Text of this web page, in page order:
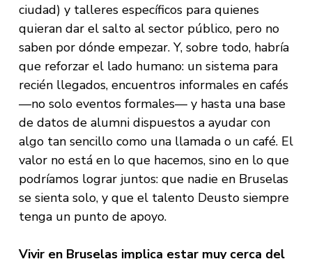
ciudad) y talleres específicos para quienes
quieran dar el salto al sector público, pero no
saben por dónde empezar. Y, sobre todo, habría
que reforzar el lado humano: un sistema para
recién llegados, encuentros informales en cafés
—no solo eventos formales— y hasta una base
de datos de alumni dispuestos a ayudar con
algo tan sencillo como una llamada o un café. El
valor no está en lo que hacemos, sino en lo que
podríamos lograr juntos: que nadie en Bruselas
se sienta solo, y que el talento Deusto siempre
tenga un punto de apoyo.
Vivir en Bruselas implica estar muy cerca del